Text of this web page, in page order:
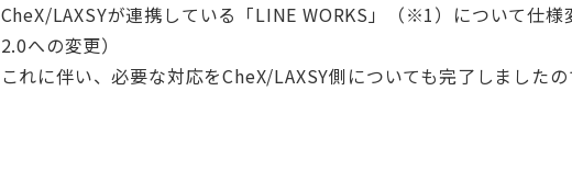
CheX/LAXSYが連携している「LINE WORKS」（※1）について仕様
2.0への変更）
これに伴い、必要な対応をCheX/LAXSY側についても完了しましたの